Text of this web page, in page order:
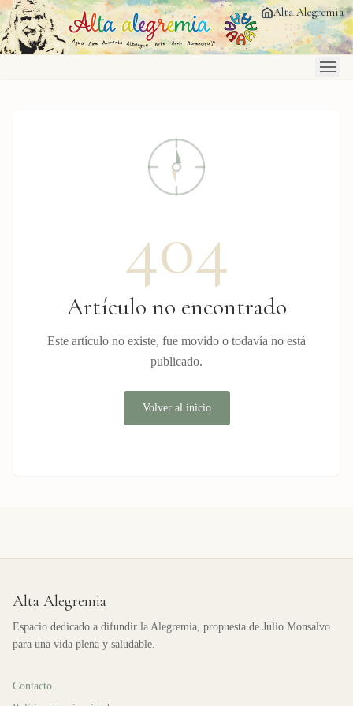
Saltar al contenido principal Alta Alegremia
404
Artículo no encontrado
Este artículo no existe, fue movido o todavía no está
publicado.
Volver al inicio
Alta Alegremia
Espacio dedicado a difundir la Alegremia, propuesta de Julio Monsalvo
para una vida plena y saludable.
Contacto